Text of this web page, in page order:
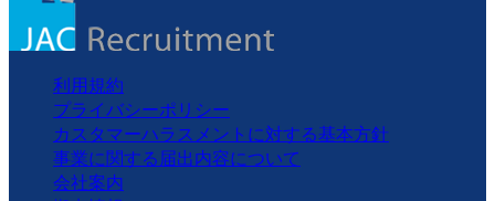
利用規約
プライバシーポリシー
カスタマーハラスメントに対する基本方針
事業に関する届出内容について
会社案内